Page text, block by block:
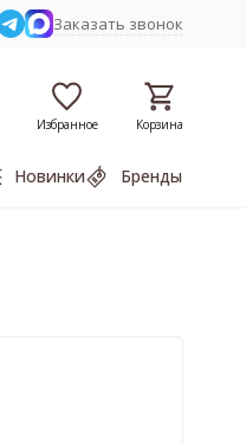
Заказать звонок
Избранное Корзина
Новинки Бренды